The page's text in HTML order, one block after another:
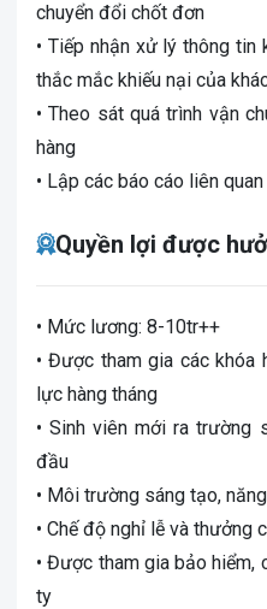
chuyển đổi chốt đơn
• Tiếp nhận xử lý thông tin
thắc mắc khiếu nại của
• Theo sát quá trình vận
hàng
• Lập các báo cáo liên
Quyền lợi được
• Mức lương: 8-10tr++
• Được tham gia các khóa
lực hàng tháng
• Sinh viên mới ra
đầu
• Môi trường sáng tạo,
• Chế độ nghỉ lễ và thưởng
• Được tham gia bảo hiểm,
ty